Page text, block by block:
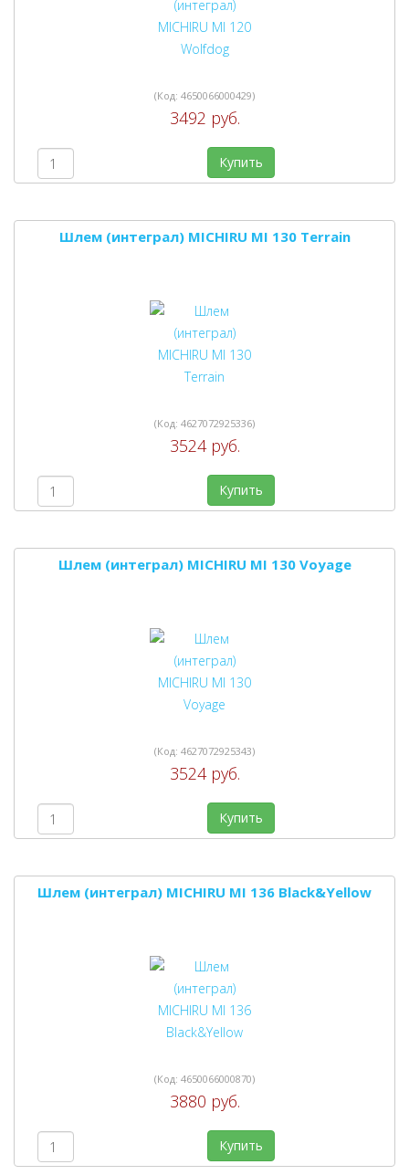
(Код: 4650066000429)
3492 руб.
Купить
Шлем (интеграл) MICHIRU MI 130 Terrain
(Код: 4627072925336)
3524 руб.
Купить
Шлем (интеграл) MICHIRU MI 130 Voyage
(Код: 4627072925343)
3524 руб.
Купить
Шлем (интеграл) MICHIRU MI 136 Black&Yellow
(Код: 4650066000870)
3880 руб.
Купить